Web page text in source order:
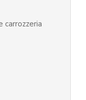
carrozzeria